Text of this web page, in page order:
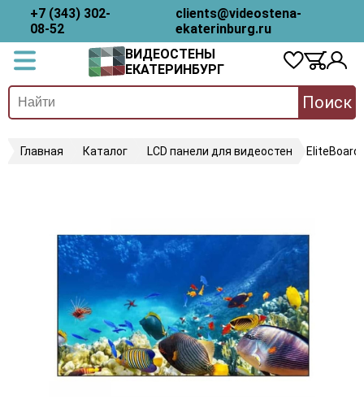
+7 (343) 302-
08-52
clients@videostena-
ekaterinburg.ru
ВИДЕОСТЕНЫ
ЕКАТЕРИНБУРГ
Поиск
Главная Каталог LCD панели для видеостен EliteBoard